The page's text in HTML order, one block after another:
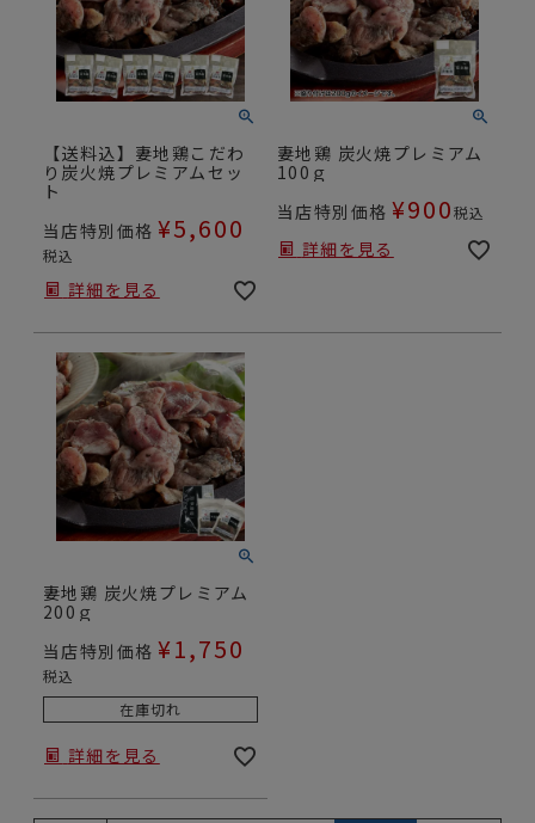
【送料込】妻地鶏こだわ
り炭火焼プレミアムセッ
ト
当店特別価格 ¥5,600
税込
詳細を見る
妻地鶏 炭火焼プレミアム
100ｇ
当店特別価格 ¥900税込
詳細を見る
妻地鶏 炭火焼プレミアム
200ｇ
当店特別価格 ¥1,750
税込
在庫切れ
詳細を見る